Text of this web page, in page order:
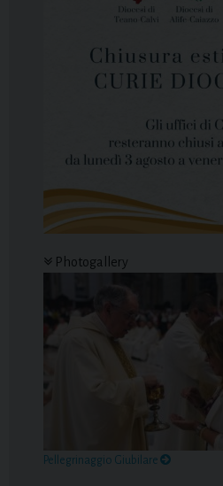
Photogallery
Pellegrinaggio Giubilare